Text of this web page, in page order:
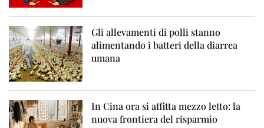
Gli allevamenti di polli stanno
alimentando i batteri della diarrea
umana
In Cina ora si affitta mezzo letto: la
nuova frontiera del risparmio